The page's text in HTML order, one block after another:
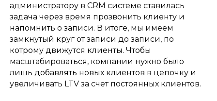
администратору в CRM системе ставилась
задача через время прозвонить клиенту и
напомнить о записи. В итоге, мы имеем
замкнутый круг от записи до записи, по
котрому движутся клиенты. Чтобы
масштабироваться, компании нужно было
лишь добавлять новых клиентов в цепочку и
увеличивать LTV за счет постоянных клиентов.